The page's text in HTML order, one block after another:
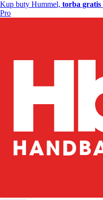
Kup buty Hummel, torba gratis
Pro